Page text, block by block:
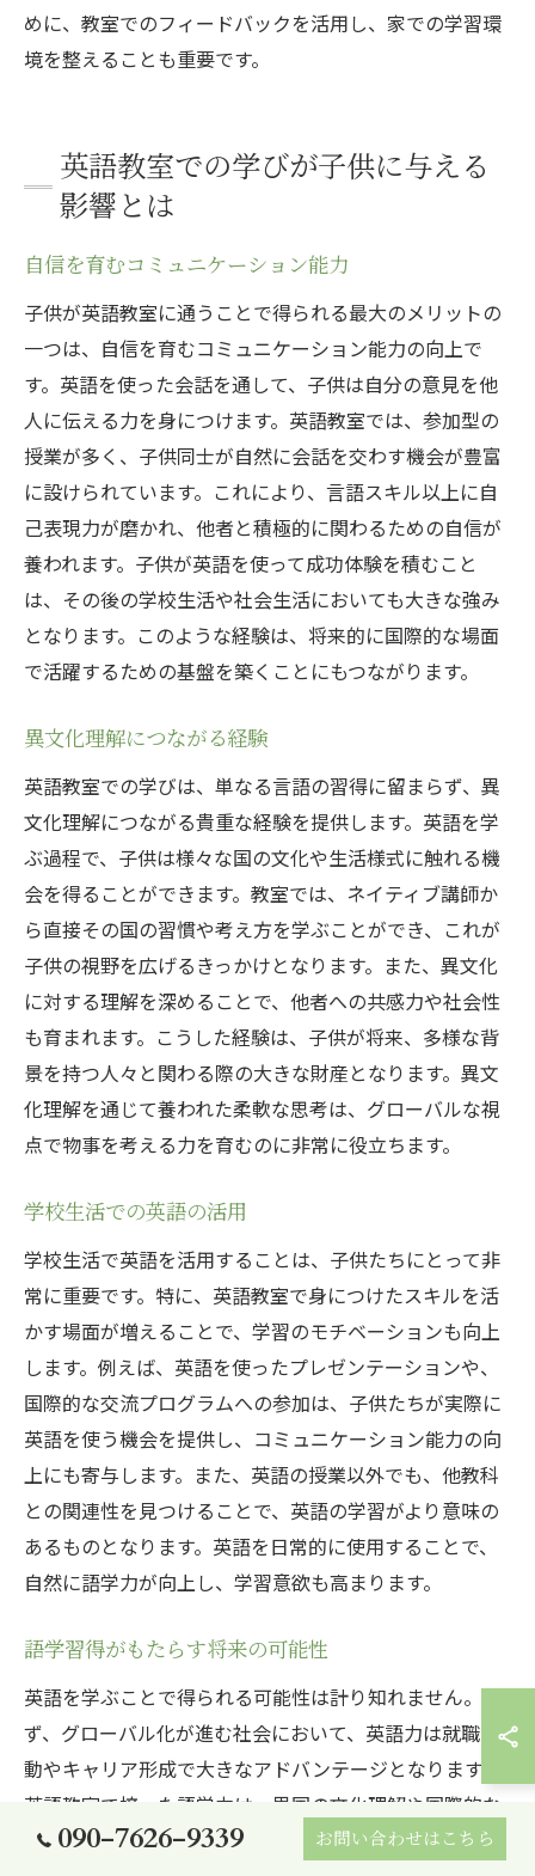
めに、教室でのフィードバックを活用し、家での学習環
境を整えることも重要です。
英語教室での学びが子供に与える
影響とは
自信を育むコミュニケーション能力
子供が英語教室に通うことで得られる最大のメリットの
一つは、自信を育むコミュニケーション能力の向上で
す。英語を使った会話を通して、子供は自分の意見を他
人に伝える力を身につけます。英語教室では、参加型の
授業が多く、子供同士が自然に会話を交わす機会が豊富
に設けられています。これにより、言語スキル以上に自
己表現力が磨かれ、他者と積極的に関わるための自信が
養われます。子供が英語を使って成功体験を積むこと
は、その後の学校生活や社会生活においても大きな強み
となります。このような経験は、将来的に国際的な場面
で活躍するための基盤を築くことにもつながります。
異文化理解につながる経験
英語教室での学びは、単なる言語の習得に留まらず、異
文化理解につながる貴重な経験を提供します。英語を学
ぶ過程で、子供は様々な国の文化や生活様式に触れる機
会を得ることができます。教室では、ネイティブ講師か
ら直接その国の習慣や考え方を学ぶことができ、これが
子供の視野を広げるきっかけとなります。また、異文化
に対する理解を深めることで、他者への共感力や社会性
も育まれます。こうした経験は、子供が将来、多様な背
景を持つ人々と関わる際の大きな財産となります。異文
化理解を通じて養われた柔軟な思考は、グローバルな視
点で物事を考える力を育むのに非常に役立ちます。
学校生活での英語の活用
学校生活で英語を活用することは、子供たちにとって非
常に重要です。特に、英語教室で身につけたスキルを活
かす場面が増えることで、学習のモチベーションも向上
します。例えば、英語を使ったプレゼンテーションや、
国際的な交流プログラムへの参加は、子供たちが実際に
英語を使う機会を提供し、コミュニケーション能力の向
上にも寄与します。また、英語の授業以外でも、他教科
との関連性を見つけることで、英語の学習がより意味の
あるものとなります。英語を日常的に使用することで、
自然に語学力が向上し、学習意欲も高まります。
語学習得がもたらす将来の可能性
英語を学ぶことで得られる可能性は計り知れません。ま
ず、グローバル化が進む社会において、英語力は就職活
動やキャリア形成で大きなアドバンテージとなります。
英語教室で培った語学力は、異国の文化理解や国際的な
経験を通じてさらに磨かれます。特に、留学や海外での
090-7626-9339 お問い合わせはこちら